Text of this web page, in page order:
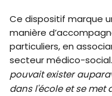
Ce dispositif marque
manière
particuliers, en
secteur médico-social.
pouvait exister
dans l'école et se met